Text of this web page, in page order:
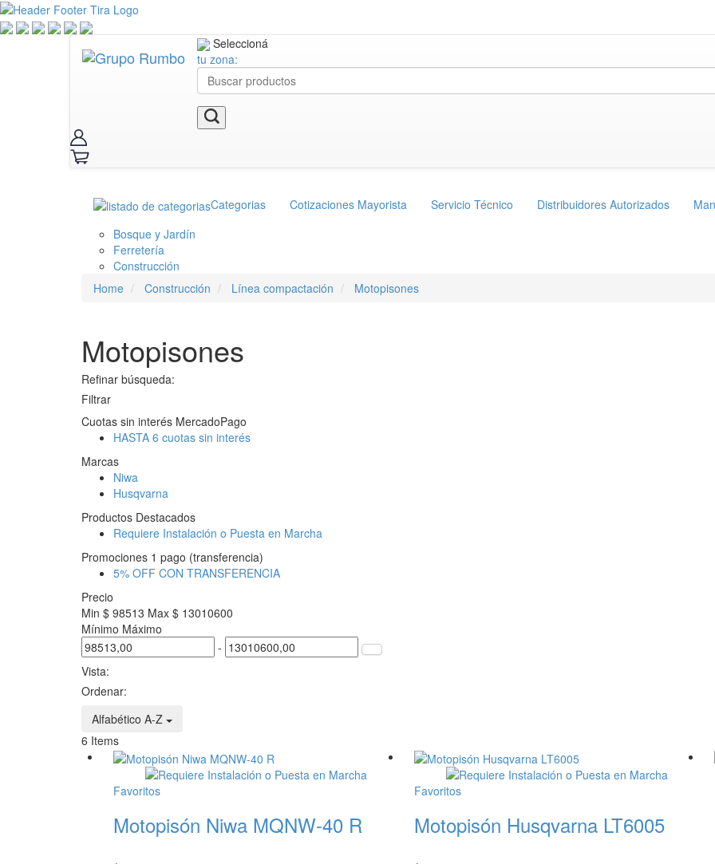
Seleccioná
tu zona:
Categorias
Bosque y Jardín
Ferretería
Construcción
Cotizaciones Mayorista Servicio Técnico Distribuidores Autorizados
Home Construcción Línea compactación Motopisones
Motopisones
Refinar búsqueda:
Filtrar
Cuotas sin interés MercadoPago
HASTA 6 cuotas sin interés
Marcas
Niwa
Husqvarna
Productos Destacados
Requiere Instalación o Puesta en Marcha
Promociones 1 pago (transferencia)
5% OFF CON TRANSFERENCIA
Precio
Min $ 98513 Max $ 13010600
Mínimo Máximo
-
Vista:
Ordenar:
Alfabético A-Z
6 Items
Favoritos
Motopisón Niwa MQNW-40 R
Favoritos
Motopisón Husqvarna LT6005